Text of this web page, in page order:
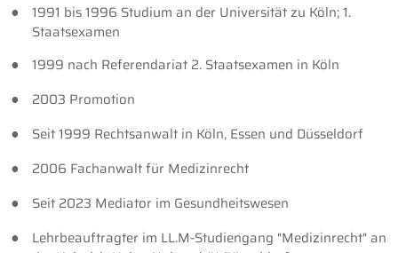
1991 bis 1996 Studium an der Universität zu Köln; 1.
Staatsexamen
1999 nach Referendariat 2. Staatsexamen in Köln
2003 Promotion
Seit 1999 Rechtsanwalt in Köln, Essen und Düsseldorf
2006 Fachanwalt für Medizinrecht
Seit 2023 Mediator im Gesundheitswesen
Lehrbeauftragter im LL.M-Studiengang "Medizinrecht" an